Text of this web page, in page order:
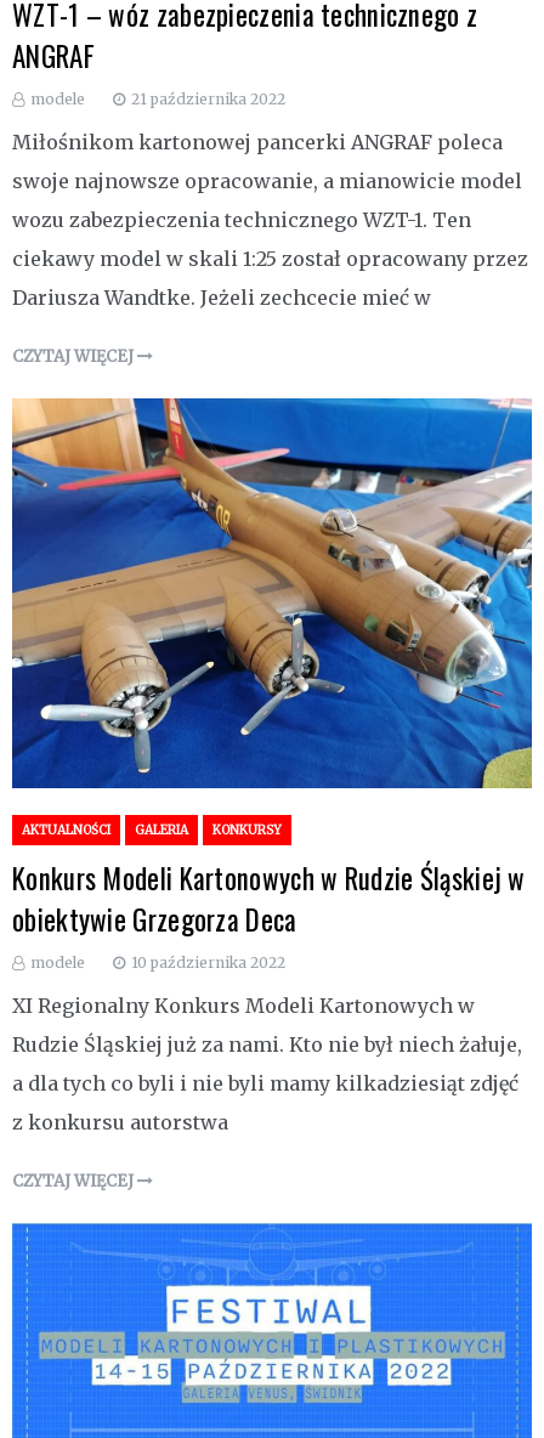
WZT-1 – wóz zabezpieczenia technicznego z
ANGRAF
modele 21 października 2022
Miłośnikom kartonowej pancerki ANGRAF poleca
swoje najnowsze opracowanie, a mianowicie model
wozu zabezpieczenia technicznego WZT-1. Ten
ciekawy model w skali 1:25 został opracowany przez
Dariusza Wandtke. Jeżeli zechcecie mieć w
CZYTAJ WIĘCEJ
AKTUALNOŚCI GALERIA KONKURSY
Konkurs Modeli Kartonowych w Rudzie Śląskiej w
obiektywie Grzegorza Deca
modele 10 października 2022
XI Regionalny Konkurs Modeli Kartonowych w
Rudzie Śląskiej już za nami. Kto nie był niech żałuje,
a dla tych co byli i nie byli mamy kilkadziesiąt zdjęć
z konkursu autorstwa
CZYTAJ WIĘCEJ